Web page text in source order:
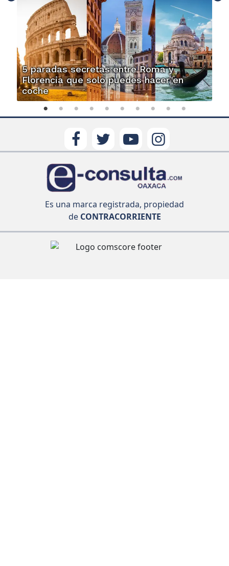
5 paradas secretas entre Roma y
Florencia que solo puedes hacer en
coche
Es una marca registrada, propiedad
deCONTRACORRIENTE